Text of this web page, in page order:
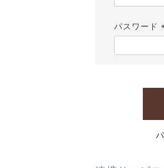
パスワード